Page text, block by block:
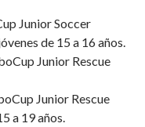
Junior Soccer
de 15 a 16 años.
Junior Rescue
Junior Rescue
a 19 años.